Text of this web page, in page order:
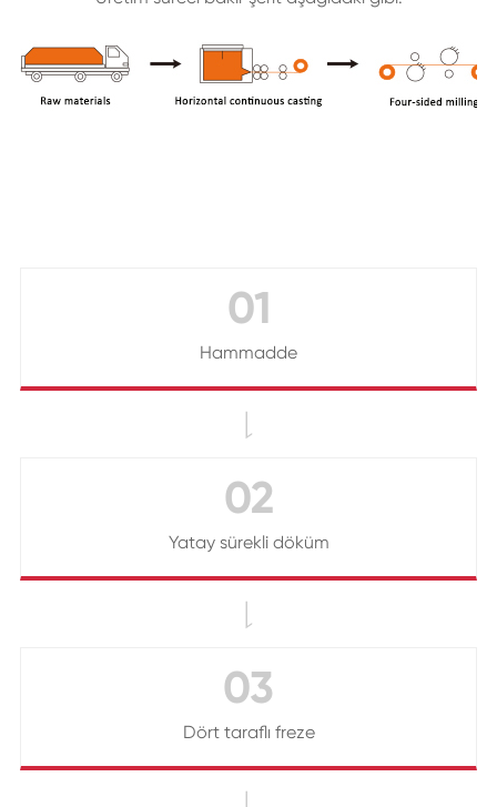
01
Hammadde

02
Yatay sürekli döküm

03
Dört taraflı freze